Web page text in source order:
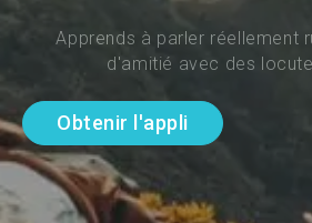
Apprends à parler réellement
d'amitié avec des
Obtenir l'appli